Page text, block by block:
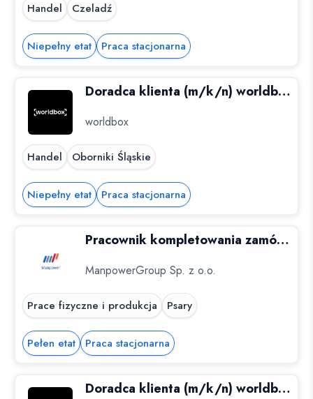
Handel Czeladź
Niepełny etat Praca stacjonarna
Doradca klienta (m/k/n) worldbox Oborniki
worldbox
Handel Oborniki Śląskie
Niepełny etat Praca stacjonarna
Pracownik kompletowania zamówień (M/K), Psary, woj. śląskie
ManpowerGroup Sp. z o.o.
Prace fizyczne i produkcja Psary
Pełen etat Praca stacjonarna
Doradca klienta (m/k/n) worldbox Bytom Plejada